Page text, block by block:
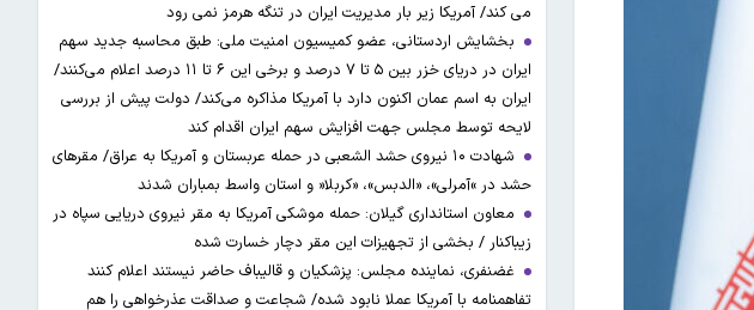
می کند/ آمریکا زیر بار مدیریت ایران در تنگه هرمز نمی رود
بخشایش اردستانی، عضو کمیسیون امنیت ملی: طبق محاسبه جدید سهم
ایران در دریای خزر بین ۵ تا ۷ درصد و برخی این ۶ تا ۱۱ درصد اعلام می‌کنند/
ایران به اسم عمان اکنون دارد با آمریکا مذاکره می‌کند/ دولت پیش از بررسی
لایحه توسط مجلس جهت افزایش سهم ایران اقدام کند
شهادت ۱۰ نیروی حشد الشعبی در حمله عربستان و آمریکا به عراق/ مقرهای
حشد در »آمرلی»، «الدبس»، «کربلا« و استان واسط بمباران شدند
معاون استانداری گیلان: حمله موشکی آمریکا به مقر نیروی دریایی سپاه در
زیباکنار / بخشی از تجهیزات این مقر دچار خسارت شده
غضنفری، نماینده مجلس: پزشکیان و قالیباف حاضر نیستند اعلام کنند
تفاهمنامه با آمریکا عملا نابود شده/ شجاعت و صداقت عذرخواهی را هم